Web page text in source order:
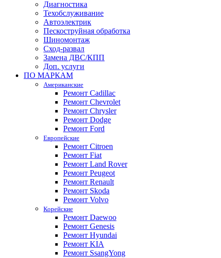
Диагностика
Техобслуживание
Автоэлектрик
Пескоструйная обработка
Шиномонтаж
Сход-развал
Замена ДВС/КПП
Доп. услуги
ПО МАРКАМ
Американские
Ремонт Cadillac
Ремонт Chevrolet
Ремонт Chrysler
Ремонт Dodge
Ремонт Ford
Европейские
Ремонт Citroen
Ремонт Fiat
Ремонт Land Rover
Ремонт Peugeot
Ремонт Renault
Ремонт Skoda
Ремонт Volvo
Корейские
Ремонт Daewoo
Ремонт Genesis
Ремонт Hyundai
Ремонт KIA
Ремонт SsangYong